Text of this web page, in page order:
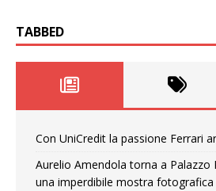
TABBED
Con UniCredit la passione Ferrari
Aurelio Amendola torna a Palazzo
una imperdibile mostra fotografica